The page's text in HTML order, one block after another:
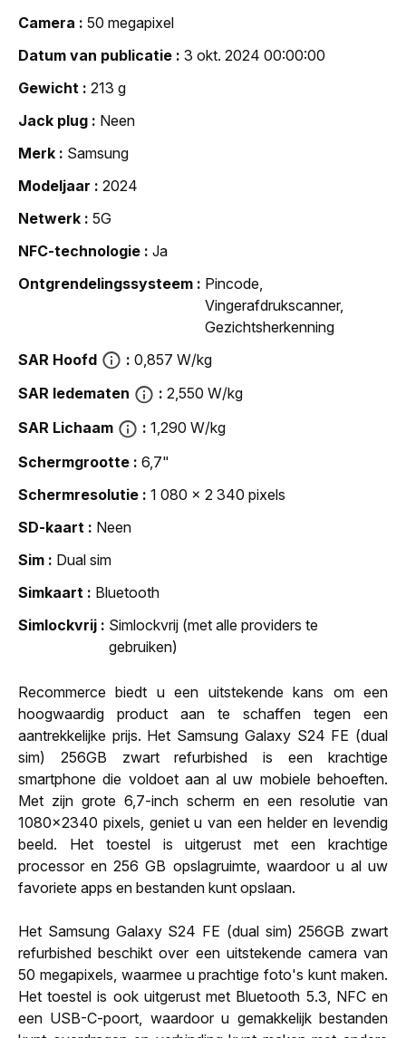
Camera
50 megapixel
Datum van publicatie
3 okt. 2024 00:00:00
Gewicht
213 g
Jack plug
Neen
Merk
Samsung
Modeljaar
2024
Netwerk
5G
NFC-technologie
Ja
Ontgrendelingssysteem
Pincode,
Vingerafdrukscanner,
Gezichtsherkenning
SAR Hoofd
0,857 W/kg
SAR ledematen
2,550 W/kg
SAR Lichaam
1,290 W/kg
Schermgrootte
6,7"
Schermresolutie
1 080 x 2 340 pixels
SD-kaart
Neen
Sim
Dual sim
Simkaart
Bluetooth
Simlockvrij
Simlockvrij (met alle providers te
gebruiken)
Recommerce biedt u een uitstekende kans om een
hoogwaardig product aan te schaffen tegen een
aantrekkelijke prijs. Het Samsung Galaxy S24 FE (dual
sim) 256GB zwart refurbished is een krachtige
smartphone die voldoet aan al uw mobiele behoeften.
Met zijn grote 6,7-inch scherm en een resolutie van
1080x2340 pixels, geniet u van een helder en levendig
beeld. Het toestel is uitgerust met een krachtige
processor en 256 GB opslagruimte, waardoor u al uw
favoriete apps en bestanden kunt opslaan.
Het Samsung Galaxy S24 FE (dual sim) 256GB zwart
refurbished beschikt over een uitstekende camera van
50 megapixels, waarmee u prachtige foto's kunt maken.
Het toestel is ook uitgerust met Bluetooth 5.3, NFC en
een USB-C-poort, waardoor u gemakkelijk bestanden